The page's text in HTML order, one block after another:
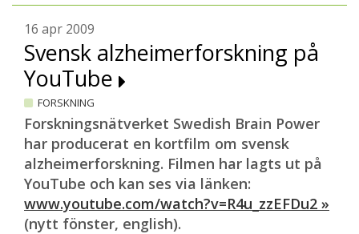
16 apr 2009
Svensk alzheimerforskning på
YouTube
FORSKNING
Forskningsnätverket Swedish Brain Power
har producerat en kortfilm om svensk
alzheimerforskning. Filmen har lagts ut på
YouTube och kan ses via länken:
www.youtube.com/watch?v=R4u_zzEFDu2 »
(nytt fönster, english).